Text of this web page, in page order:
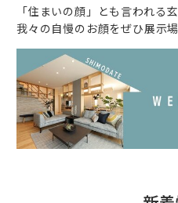
「住まいの顔」とも言われる玄
我々の自慢のお顔をぜひ展示